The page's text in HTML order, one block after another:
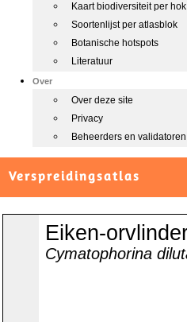
Kaart biodiversiteit per hok
Soortenlijst per atlasblok
Botanische hotspots
Literatuur
Over
Over deze site
Privacy
Beheerders en validatoren
Verspreidingsatlas